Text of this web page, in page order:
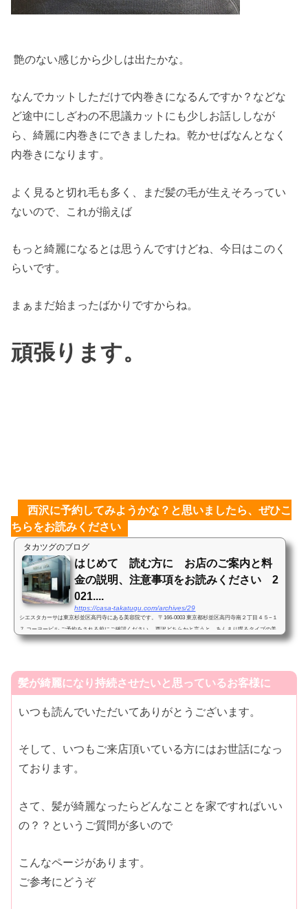
艶のない感じから少しは出たかな。
なんでカットしただけで内巻きになるんですか？などな
ど途中にしざわの不思議カットにも少しお話ししなが
ら、綺麗に内巻きにできましたね。乾かせばなんとなく
内巻きになります。
よく見ると切れ毛も多く、まだ髪の毛が生えそろってい
ないので、これが揃えば
もっと綺麗になるとは思うんですけどね、今日はこのく
らいです。
まぁまだ始まったばかりですからね。
頑張ります。
西沢に予約してみようかな？と思いましたら、ぜひこ
ちらをお読みください
タカツグのブログ
はじめて 読む方に お店のご案内と料
金の説明、注意事項をお読みください 2
021....
https://casa-takatugu.com/archives/29
シエスタカーサは東京杉並区高円寺にある美容院です。 〒166-0003 東京都杉並区高円寺南２丁目４５−１
７ コーヨービル ご予約をされる前にご確認ください。 西沢どちらかと言うと、あんまり喋るタイプの美
容師ではないと思います。髪、髪型の事以外あまり喋...
髪が綺麗になり持続させたいと思っているお客様に
いつも読んでいただいてありがとうございます。
そして、いつもご来店頂いている方にはお世話になっ
ております。
さて、髪が綺麗なったらどんなことを家ですればいい
の？？というご質問が多いので
こんなページがあります。
ご参考にどうぞ